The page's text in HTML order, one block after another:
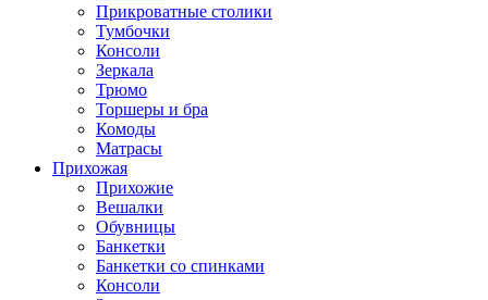
Прикроватные столики
Тумбочки
Консоли
Зеркала
Трюмо
Торшеры и бра
Комоды
Матрасы
Прихожая
Прихожие
Вешалки
Обувницы
Банкетки
Банкетки со спинками
Консоли